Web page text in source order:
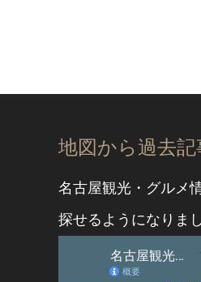
地図から過去記
名古屋観光・グルメ
探せるようになりま